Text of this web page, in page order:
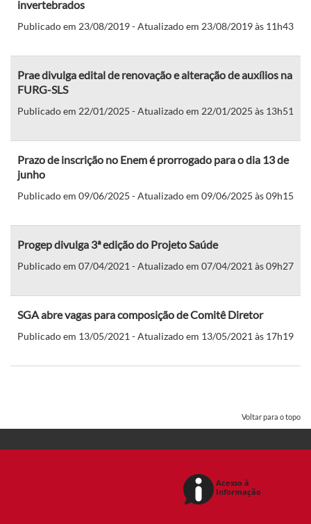
invertebrados
Publicado em 23/08/2019 - Atualizado em 23/08/2019 às 11h43
Prae divulga edital de renovação e alteração de auxílios na
FURG-SLS
Publicado em 22/01/2025 - Atualizado em 22/01/2025 às 13h51
Prazo de inscrição no Enem é prorrogado para o dia 13 de
junho
Publicado em 09/06/2025 - Atualizado em 09/06/2025 às 09h15
Progep divulga 3ª edição do Projeto Saúde
Publicado em 07/04/2021 - Atualizado em 07/04/2021 às 09h27
SGA abre vagas para composição de Comitê Diretor
Publicado em 13/05/2021 - Atualizado em 13/05/2021 às 17h19
Voltar para o topo